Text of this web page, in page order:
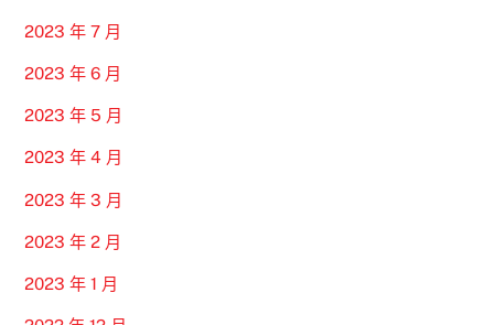
2023 年 7 月
2023 年 6 月
2023 年 5 月
2023 年 4 月
2023 年 3 月
2023 年 2 月
2023 年 1 月